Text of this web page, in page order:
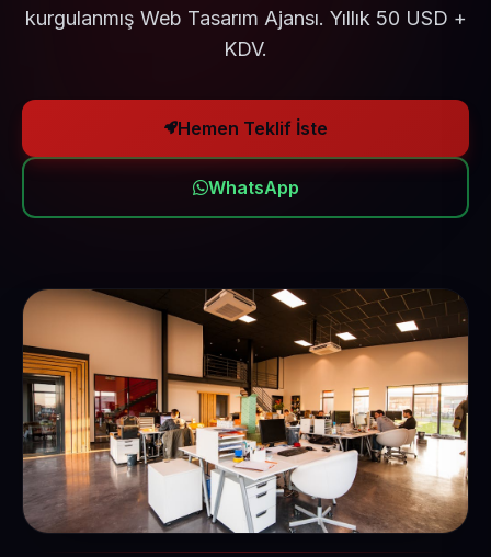
kurgulanmış Web Tasarım Ajansı. Yıllık 50 USD +
KDV.
Hemen Teklif İste
WhatsApp